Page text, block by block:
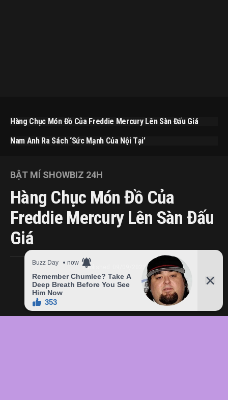
Hàng Chục Món Đồ Của Freddie Mercury Lên Sàn Đấu Giá
Nam Anh Ra Sách ‘Sức Mạnh Của Nội Tại’
BẬT MÍ SHOWBIZ 24H
Hàng Chục Món Đồ Của
Freddie Mercury Lên Sàn Đấu
Giá
Published 09/09/2023